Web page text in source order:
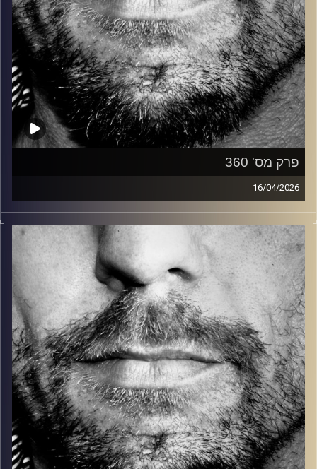
פרק מס' 360
16/04/2026
זיפים, מוזיקה מחוספסת של הופעות חיות. הרבה ג'אם, רוק,
בלוז, bluegrass, ג'אז, Fאנק, פרוגרסיב ואפילו אלקטרוניקה.
כל מה שחי, אמיתי ונושם.
עם שמוליק רגב.
קרדיט תמונות: David Goehring